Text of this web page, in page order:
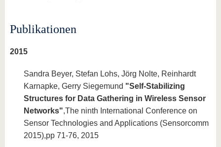
Publikationen
2015
Sandra Beyer, Stefan Lohs, Jörg Nolte, Reinhardt
Karnapke, Gerry Siegemund "Self-Stabilizing
Structures for Data Gathering in Wireless Sensor
Networks",The ninth International Conference on
Sensor Technologies and Applications (Sensorcomm
2015),pp 71-76, 2015